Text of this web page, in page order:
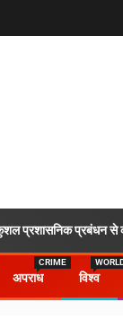
प्रशासनिक प्रबंधन से
अपराध
CRIME
विश्व